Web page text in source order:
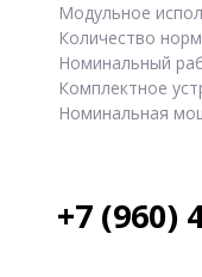
Модульное
Количество
Номинальный
Комплектное
Номинальная
+7 (960)